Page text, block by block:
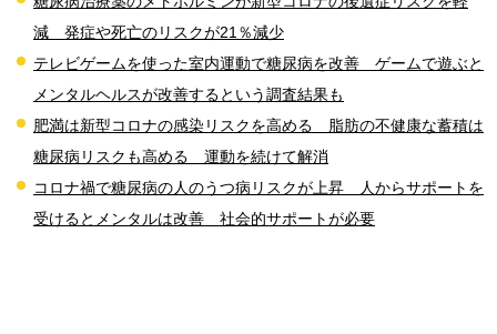
減 発症や死亡のリスクが21％減少
テレビゲームを使った室内運動で糖尿病を改善 ゲームで遊ぶと
メンタルヘルスが改善するという調査結果も
肥満は新型コロナの感染リスクを高める 脂肪の不健康な蓄積は
糖尿病リスクも高める 運動を続けて解消
コロナ禍で糖尿病の人のうつ病リスクが上昇 人からサポートを
受けるとメンタルは改善 社会的サポートが必要